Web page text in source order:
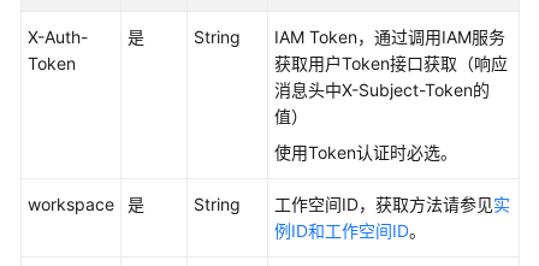
参
考
必
X-Auth-
Token
是 String
IAM Token，通过调用IAM服务
获取用户Token接口获取（响应
消息头中X-Subject-Token的
值）
使用Token认证时必选。
workspace 是 String 工作空间ID，获取方法请参见实
例ID和工作空间ID。